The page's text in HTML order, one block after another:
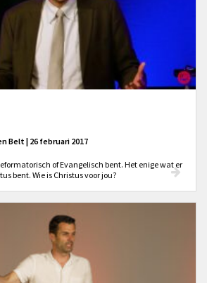
Belt | 26 februari 2017
of Evangelisch bent. Het enige wat er
bent. Wie is Christus voor jou?